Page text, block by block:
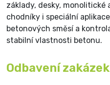
základy, desky, monolitické
chodníky i speciální
betonových směsí a
stabilní vlastnosti betonu.
Odbavení zakázek